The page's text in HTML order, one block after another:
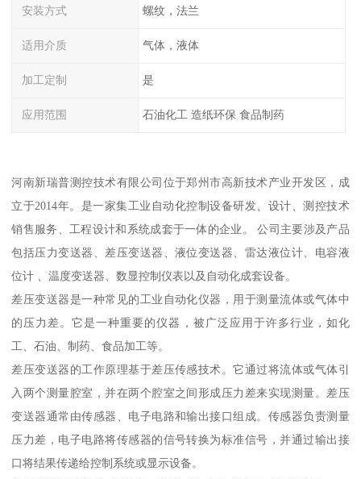
安装方式 螺纹，法兰
适用介质 气体，液体
加工定制 是
应用范围 石油化工 造纸环保 食品制药
河南新瑞普测控技术有限公司位于郑州市高新技术产业开发区，成
立于2014年。是一家集工业自动化控制设备研发、设计、测控技术
销售服务、工程设计和系统成套于一体的企业。 公司主要涉及产品
包括压力变送器、差压变送器、液位变送器、雷达液位计、电容液
位计 、温度变送器、数显控制仪表以及自动化成套设备。
差压变送器是一种常见的工业自动化仪器，用于测量流体或气体中
的压力差。它是一种重要的仪器，被广泛应用于许多行业，如化
工、石油、制药、食品加工等。
差压变送器的工作原理基于差压传感技术。它通过将流体或气体引
入两个测量腔室，并在两个腔室之间形成压力差来实现测量。差压
变送器通常由传感器、电子电路和输出接口组成。传感器负责测量
压力差，电子电路将传感器的信号转换为标准信号，并通过输出接
口将结果传递给控制系统或显示设备。